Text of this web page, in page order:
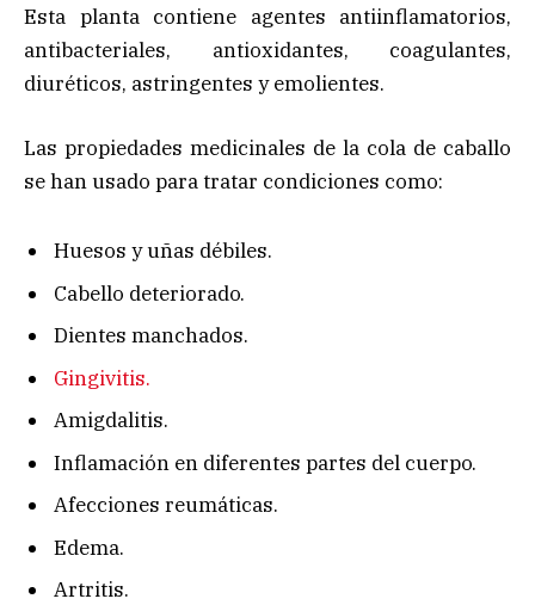
Esta planta contiene agentes antiinflamatorios,
antibacteriales, antioxidantes, coagulantes,
diuréticos, astringentes y emolientes.
Las propiedades medicinales de la cola de caballo
se han usado para tratar condiciones como:
Huesos y uñas débiles.
Cabello deteriorado.
Dientes manchados.
Gingivitis.
Amigdalitis.
Inflamación en diferentes partes del cuerpo.
Afecciones reumáticas.
Edema.
Artritis.